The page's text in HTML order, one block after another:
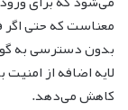
معناست که حتی
بدون دسترسی به
لایه اضافه از
کاهش می‌دهد.